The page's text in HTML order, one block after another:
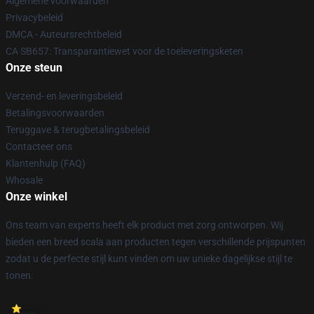
Privacybeleid
DMCA - Auteursrechtbeleid
CA SB657: Transparantiewet voor de toeleveringsketen
Onze steun
Verzend- en leveringsbeleid
Betalingsvoorwaarden
Teruggave & terugbetalingsbeleid
Contacteer ons
Klantenhulp (FAQ)
Whosale
Onze winkel
Ons team van experts heeft elk product met zorg ontworpen. Wij
bieden een breed scala aan producten tegen verschillende prijspunten
zodat u de perfecte stijl kunt vinden om uw unieke dagelijkse stijl te
tonen.